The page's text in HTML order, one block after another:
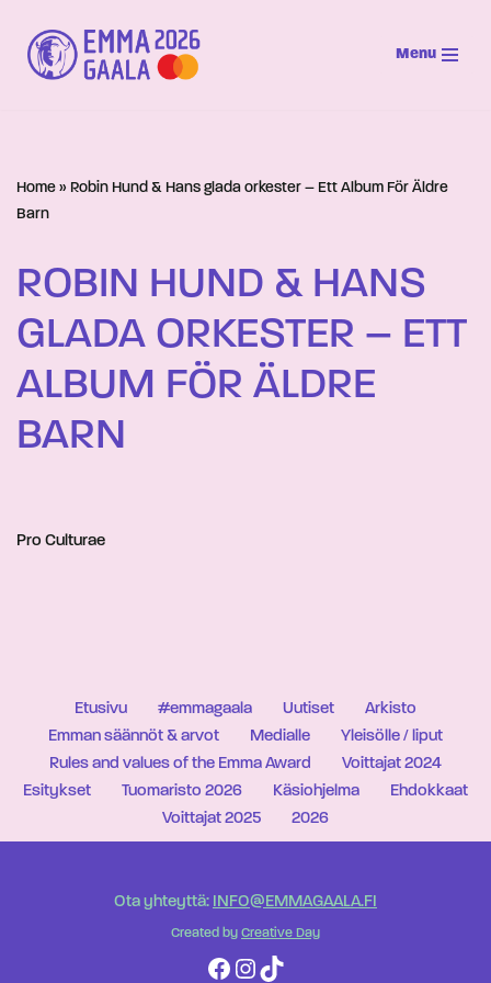
Siirry
suoraan
Menu
Home » Robin Hund & Hans glada orkester – Ett Album För Äldre
Barn
ROBIN HUND & HANS
GLADA ORKESTER – ETT
ALBUM FÖR ÄLDRE
BARN
Pro Culturae
Etusivu #emmagaala Uutiset
Arkisto
Emman säännöt & arvot
Medialle
Yleisölle / liput
Rules and values of the Emma Award
Voittajat 2024
Esitykset
Tuomaristo 2026 Käsiohjelma
Ehdokkaat
Voittajat 2025
2026
Ota yhteyttä: INFO@EMMAGAALA.FI
Created by Creative Day